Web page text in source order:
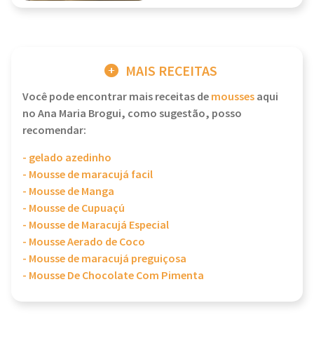
MAIS RECEITAS
Você pode encontrar mais receitas demoussesaqui
no Ana Maria Brogui, como sugestão, posso
recomendar:
- gelado azedinho
- Mousse de maracujá facil
- Mousse de Manga
- Mousse de Cupuaçú
- Mousse de Maracujá Especial
- Mousse Aerado de Coco
- Mousse de maracujá preguiçosa
- Mousse De Chocolate Com Pimenta